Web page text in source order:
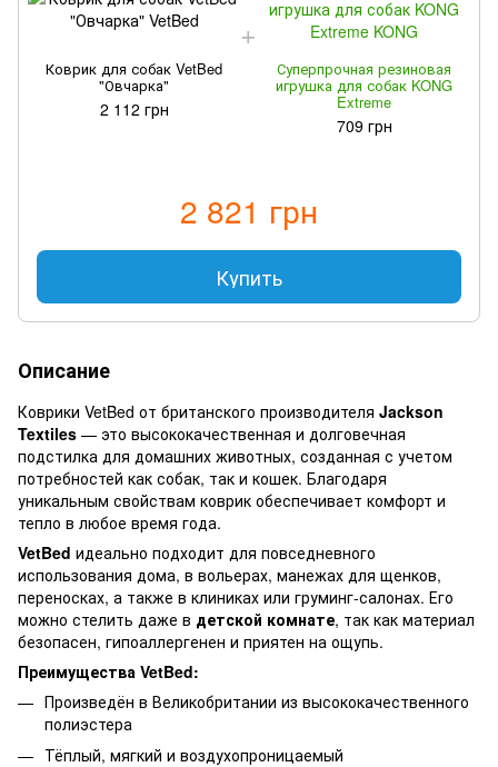
Коврик для собак VetBed
"Овчарка"
2 112 грн
Суперпрочная резиновая
игрушка для собак KONG
Extreme
709 грн
2 821 грн
Купить
Описание
Коврики VetBed от британского производителя Jackson
Textiles — это высококачественная и долговечная
подстилка для домашних животных, созданная с учетом
потребностей как собак, так и кошек. Благодаря
уникальным свойствам коврик обеспечивает комфорт и
тепло в любое время года.
VetBed идеально подходит для повседневного
использования дома, в вольерах, манежах для щенков,
переносках, а также в клиниках или груминг-салонах. Его
можно стелить даже в детской комнате, так как материал
безопасен, гипоаллергенен и приятен на ощупь.
Преимущества VetBed:
Произведён в Великобритании из высококачественного
полиэстера
Тёплый, мягкий и воздухопроницаемый